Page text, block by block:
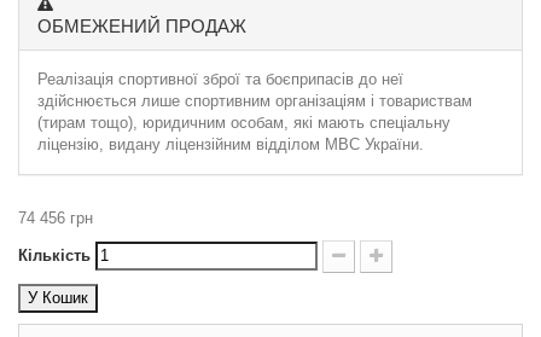
ОБМЕЖЕНИЙ ПРОДАЖ
Реалізація спортивної зброї та боєприпасів до неї
здійснюється лише спортивним організаціям і товариствам
(тирам тощо), юридичним особам, які мають спеціальну
ліцензію, видану ліцензійним відділом МВС України.
74 456 грн
Кількість
У Кошик